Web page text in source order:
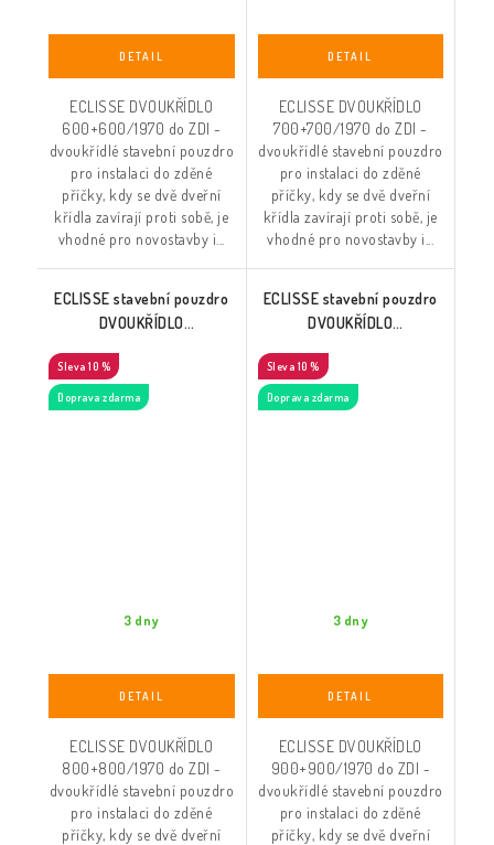
ECLISSE DVOUKŘÍDLO
600+600/1970 do ZDI -
dvoukřídlé stavební pouzdro
pro instalaci do zděné
příčky, kdy se dvě dveřní
křídla zavírají proti sobě, je
vhodné pro novostavby i...
ECLISSE DVOUKŘÍDLO
700+700/1970 do ZDI -
dvoukřídlé stavební pouzdro
pro instalaci do zděné
příčky, kdy se dvě dveřní
křídla zavírají proti sobě, je
vhodné pro novostavby i...
ECLISSE stavební pouzdro
DVOUKŘÍDLO
10 %
Doprava zdarma
3 dny
ECLISSE DVOUKŘÍDLO
800+800/1970 do ZDI -
dvoukřídlé stavební pouzdro
pro instalaci do zděné
příčky, kdy se dvě dveřní
ECLISSE stavební pouzdro
DVOUKŘÍDLO
10 %
Doprava zdarma
3 dny
ECLISSE DVOUKŘÍDLO
900+900/1970 do ZDI -
dvoukřídlé stavební pouzdro
pro instalaci do zděné
příčky, kdy se dvě dveřní